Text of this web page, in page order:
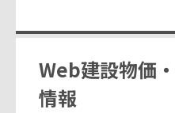
Web建設物価
情報